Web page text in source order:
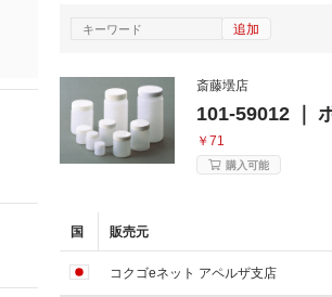
追加
斎藤壜店
101-59012 ｜
￥71
購入可能
国 販売元
コクゴeネット アペルザ支店